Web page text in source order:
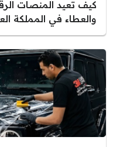
كيف تعيد المنصات
والعطاء في المملكة